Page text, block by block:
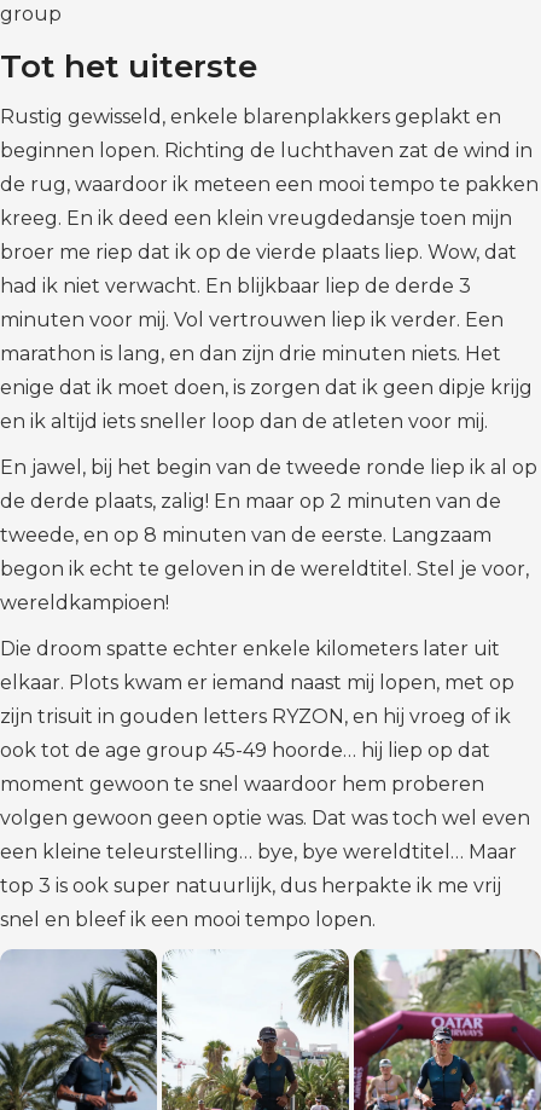
group
Tot het uiterste
Rustig gewisseld, enkele blarenplakkers geplakt en
beginnen lopen. Richting de luchthaven zat de wind in
de rug, waardoor ik meteen een mooi tempo te pakken
kreeg. En ik deed een klein vreugdedansje toen mijn
broer me riep dat ik op de vierde plaats liep. Wow, dat
had ik niet verwacht. En blijkbaar liep de derde 3
minuten voor mij. Vol vertrouwen liep ik verder. Een
marathon is lang, en dan zijn drie minuten niets. Het
enige dat ik moet doen, is zorgen dat ik geen dipje krijg
en ik altijd iets sneller loop dan de atleten voor mij.
En jawel, bij het begin van de tweede ronde liep ik al op
de derde plaats, zalig! En maar op 2 minuten van de
tweede, en op 8 minuten van de eerste. Langzaam
begon ik echt te geloven in de wereldtitel. Stel je voor,
wereldkampioen!
Die droom spatte echter enkele kilometers later uit
elkaar. Plots kwam er iemand naast mij lopen, met op
zijn trisuit in gouden letters RYZON, en hij vroeg of ik
ook tot de age group 45-49 hoorde… hij liep op dat
moment gewoon te snel waardoor hem proberen
volgen gewoon geen optie was. Dat was toch wel even
een kleine teleurstelling… bye, bye wereldtitel… Maar
top 3 is ook super natuurlijk, dus herpakte ik me vrij
snel en bleef ik een mooi tempo lopen.